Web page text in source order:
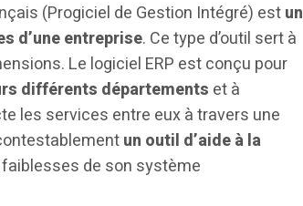
(Progiciel de Gestion Intégré) estun
d’une entreprise. Ce type d’outil sert à
Le logiciel ERP est conçu pour
différents départements et à
les services entre eux à travers une
un outil d’aide à la
de son système